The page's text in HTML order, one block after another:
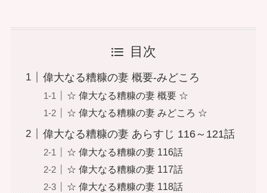
目次
偉大なる糟糠の妻 概要-みどころ
☆ 偉大なる糟糠の妻 概要 ☆
☆ 偉大なる糟糠の妻 みどころ ☆
偉大なる糟糠の妻 あらすじ 116～121話
☆ 偉大なる糟糠の妻 116話
☆ 偉大なる糟糠の妻 117話
☆ 偉大なる糟糠の妻 118話